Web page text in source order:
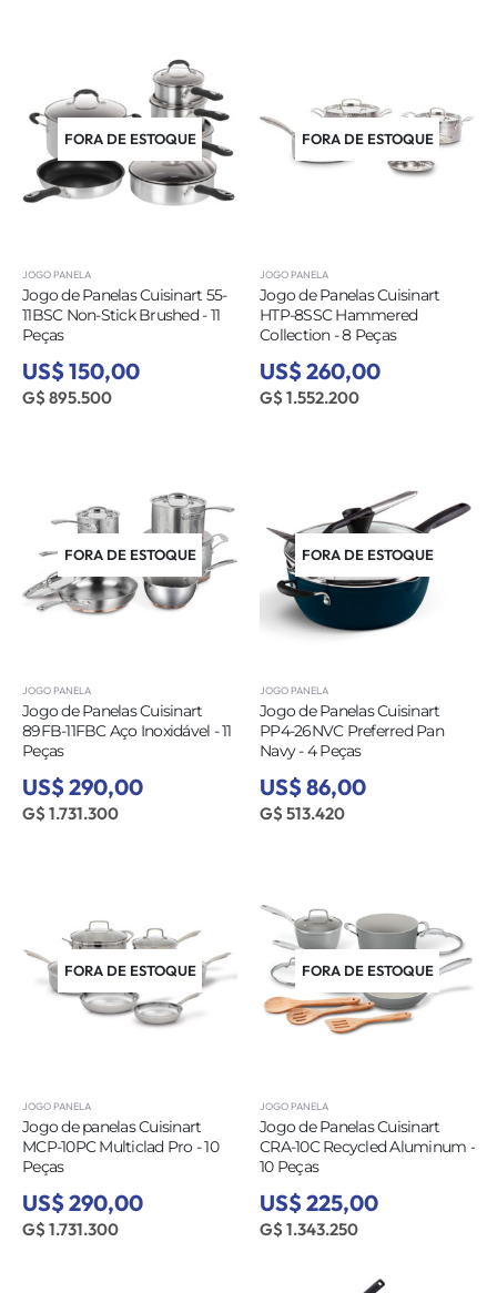
FORA DE ESTOQUE
JOGO PANELA
Jogo de Panelas Cuisinart 55-
11BSC Non-Stick Brushed - 11
Peças
US$ 150,00
G$ 895.500
FORA DE ESTOQUE
JOGO PANELA
Jogo de Panelas Cuisinart
HTP-8SSC Hammered
Collection - 8 Peças
US$ 260,00
G$ 1.552.200
FORA DE ESTOQUE
JOGO PANELA
Jogo de Panelas Cuisinart
89FB-11FBC Aço Inoxidável - 11
Peças
US$ 290,00
G$ 1.731.300
FORA DE ESTOQUE
JOGO PANELA
Jogo de Panelas Cuisinart
PP4-26NVC Preferred Pan
Navy - 4 Peças
US$ 86,00
G$ 513.420
FORA DE ESTOQUE
JOGO PANELA
Jogo de panelas Cuisinart
MCP-10PC Multiclad Pro - 10
Peças
US$ 290,00
G$ 1.731.300
FORA DE ESTOQUE
JOGO PANELA
Jogo de Panelas Cuisinart
CRA-10C Recycled Aluminum -
10 Peças
US$ 225,00
G$ 1.343.250